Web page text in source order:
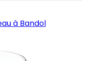
à Bandol